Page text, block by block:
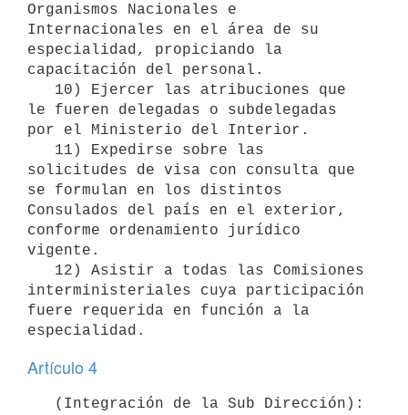
Organismos Nacionales e
Internacionales en el área de su
especialidad, propiciando la
capacitación del personal.
le fueren delegadas o subdelegadas
por el Ministerio del Interior.
solicitudes de visa con consulta que
se formulan en los distintos
Consulados del país en el exterior,
conforme ordenamiento jurídico
vigente.
interministeriales cuya participación
fuere requerida en función a la
Artículo 4